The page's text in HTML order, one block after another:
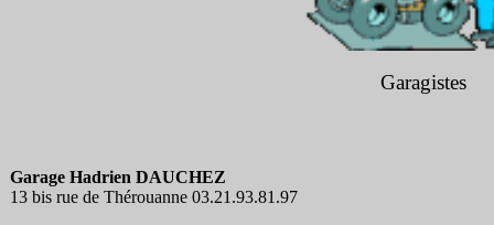
Garagistes
Garage Hadrien DAUCHEZ
13 bis rue de Thérouanne 03.21.93.81.97